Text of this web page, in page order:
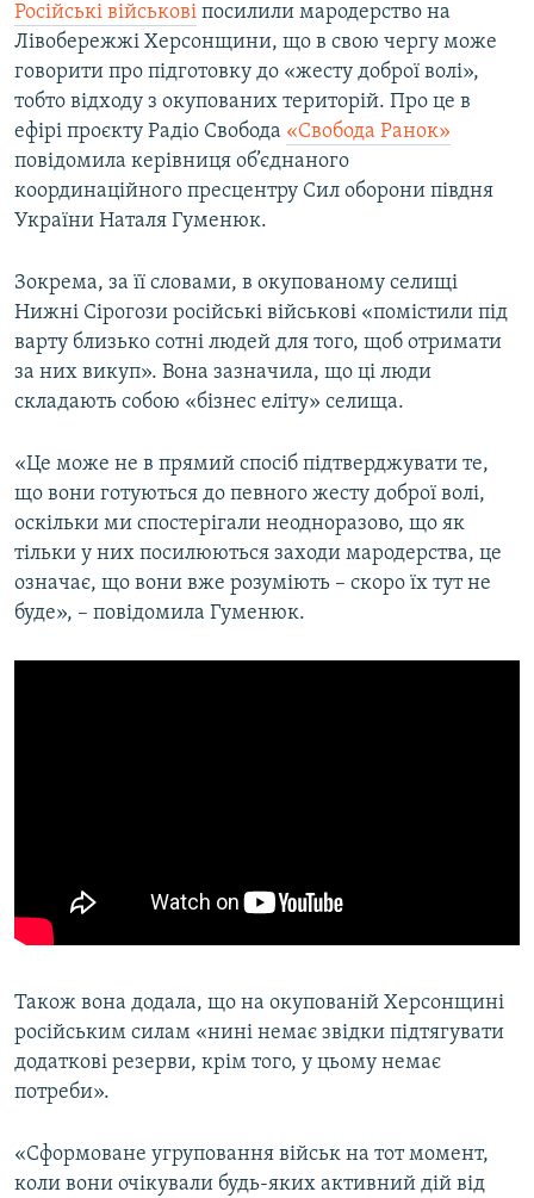
Усі сайти RFE/RL
Російські військові посилили мародерство на
Лівобережжі Херсонщини, що в свою чергу може
говорити про підготовку до «жесту доброї волі»,
тобто відходу з окупованих територій. Про це в
ефірі проєкту Радіо Свобода «Свобода Ранок»
повідомила керівниця об’єднаного
координаційного пресцентру Сил оборони півдня
України Наталя Гуменюк.
Зокрема, за її словами, в окупованому селищі
Нижні Сірогози російські військові «помістили під
варту близько сотні людей для того, щоб отримати
за них викуп». Вона зазначила, що ці люди
складають собою «бізнес еліту» селища.
«Це може не в прямий спосіб підтверджувати те,
що вони готуються до певного жесту доброї волі,
оскільки ми спостерігали неодноразово, що як
тільки у них посилюються заходи мародерства, це
означає, що вони вже розуміють – скоро їх тут не
буде», – повідомила Гуменюк.
Також вона додала, що на окупованій Херсонщині
російським силам «нині немає звідки підтягувати
додаткові резерви, крім того, у цьому немає
потреби».
«Сформоване угруповання військ на тот момент,
коли вони очікували будь-яких активний дій від